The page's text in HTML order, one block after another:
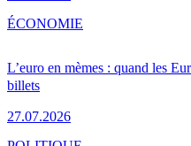
L’euro en mèmes : quand les
billets
27.07.2026
ÉCONOMIE